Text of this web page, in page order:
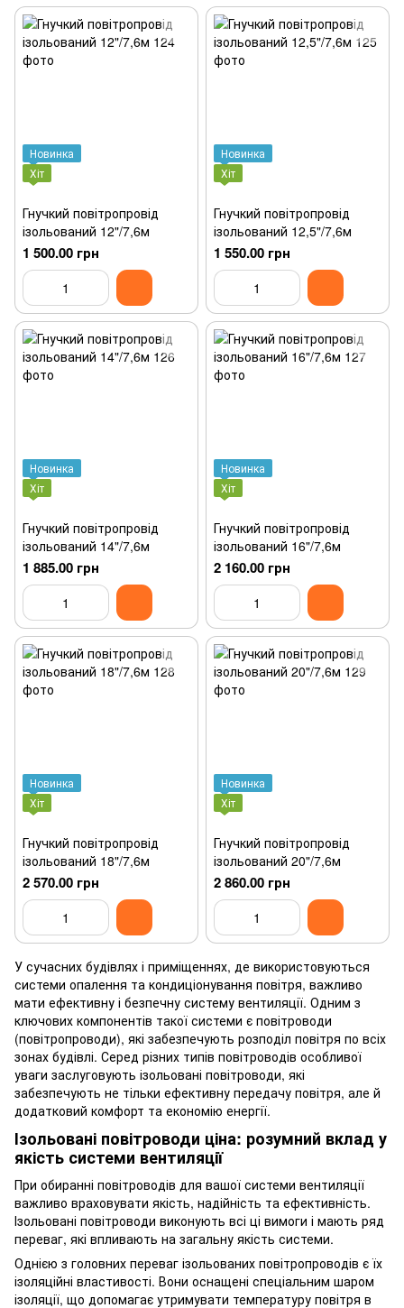
Новинка
Хіт
Гнучкий повітропровід
ізольований 12"/7,6м
1 500.00 грн
Новинка
Хіт
Гнучкий повітропровід
ізольований 12,5"/7,6м
1 550.00 грн
Новинка
Хіт
Гнучкий повітропровід
ізольований 14"/7,6м
1 885.00 грн
Новинка
Хіт
Гнучкий повітропровід
ізольований 16"/7,6м
2 160.00 грн
Новинка
Хіт
Гнучкий повітропровід
ізольований 18"/7,6м
2 570.00 грн
Новинка
Хіт
Гнучкий повітропровід
ізольований 20"/7,6м
2 860.00 грн
У сучасних будівлях і приміщеннях, де використовуються
системи опалення та кондиціонування повітря, важливо
мати ефективну і безпечну систему вентиляції. Одним з
ключових компонентів такої системи є повітроводи
(повітропроводи), які забезпечують розподіл повітря по всіх
зонах будівлі. Серед різних типів повітроводів особливої
уваги заслуговують ізольовані повітроводи, які
забезпечують не тільки ефективну передачу повітря, але й
додатковий комфорт та економію енергії.
Ізольовані повітроводи ціна: розумний вклад у
якість системи вентиляції
При обиранні повітроводів для вашої системи вентиляції
важливо враховувати якість, надійність та ефективність.
Ізольовані повітроводи виконують всі ці вимоги і мають ряд
переваг, які впливають на загальну якість системи.
Однією з головних переваг ізольованих повітропроводів є їх
ізоляційні властивості. Вони оснащені спеціальним шаром
ізоляції, що допомагає утримувати температуру повітря в